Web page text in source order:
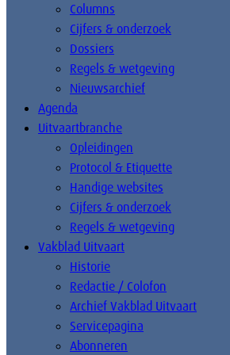
Columns
Cijfers & onderzoek
Dossiers
Regels & wetgeving
Nieuwsarchief
Agenda
Uitvaartbranche
Opleidingen
Protocol & Etiquette
Handige websites
Cijfers & onderzoek
Regels & wetgeving
Vakblad Uitvaart
Historie
Redactie / Colofon
Archief Vakblad Uitvaart
Servicepagina
Abonneren